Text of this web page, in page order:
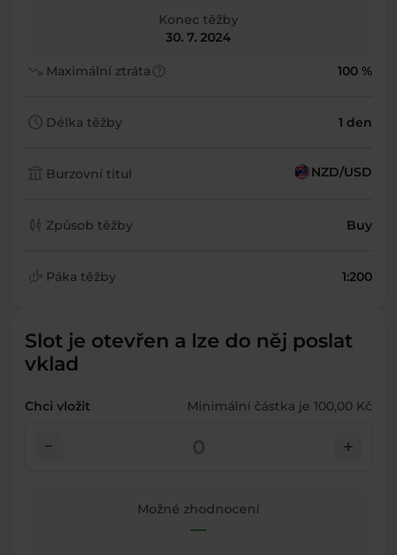
Konec těžby
30. 7. 2024
trending_down Maximální ztrátahelp 100 %
schedule Délka těžby 1 den
account_balance Burzovní titul NZD/USD
candlestick_chart Způsob těžby Buy
finance_mode Páka těžby 1:200
Slot je otevřen a lze do něj poslat
vklad
Chci vložit Minimální částka je 100,00 Kč
check_indeterminate_small add
Možné zhodnocení
—